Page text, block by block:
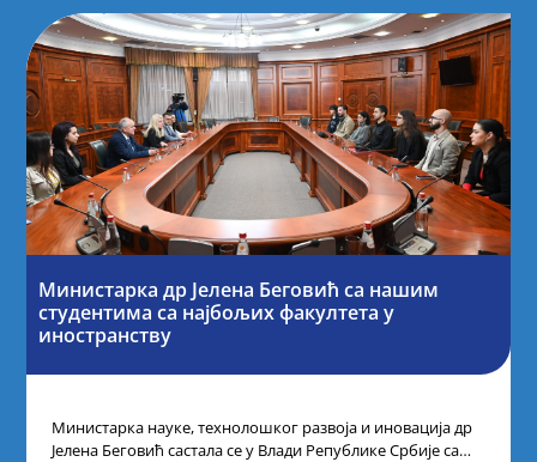
Министарка др Јелена Беговић са нашим
студентима са најбољих факултета у
иностранству
Министарка науке, технолошког развоја и иновација др
Јелена Беговић састала се у Влади Републике Србије са